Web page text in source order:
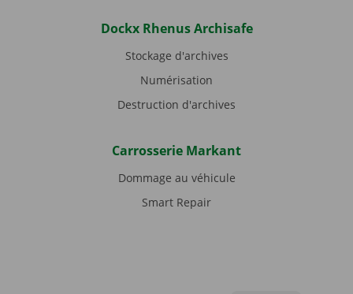
Dockx Rhenus Archisafe
Stockage d'archives
Numérisation
Destruction d'archives
Carrosserie Markant
Dommage au véhicule
Smart Repair